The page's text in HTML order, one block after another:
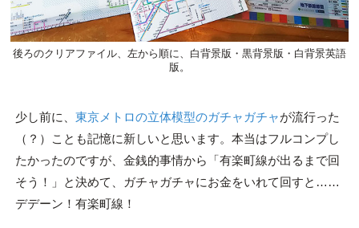
後ろのクリアファイル、左から順に、白背景版・黒背景版・白背景英語
版。
少し前に、 東京メトロの立体模型のガチャガチャが流行った
（？）ことも記憶に新しいと思います。本当はフルコンプし
たかったのですが、金銭的事情から「有楽町線が出るまで回
そう！」と決めて、ガチャガチャにお金をいれて回すと……
デデーン！有楽町線！